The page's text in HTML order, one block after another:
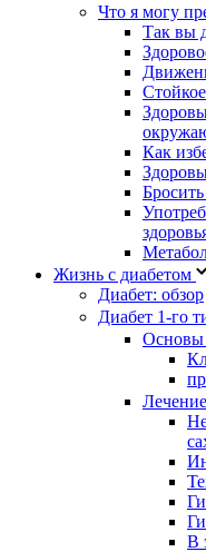
Что я могу
Так вы
Как
Жизнь с диабетом
Диабет: обзор
Диабет 1-го
Основы
Лечение
В